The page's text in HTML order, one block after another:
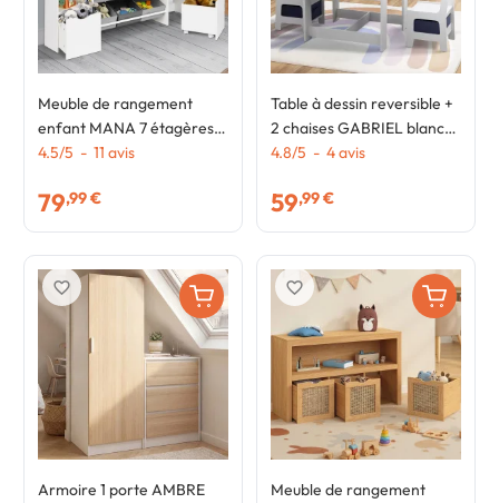
Meuble de rangement
enfant MANA 7 étagères,
9 bacs en tissu et 2 cubes
4.5/5 - 11 avis
79,99 €
Table à dessin reversible +
2 chaises GABRIEL blanc
avec bacs de rangement
4.8/5 - 4avis
59,99 €
Armoire 1 porte AMBRE
favorite_border
Meuble de rangement
favorite_border